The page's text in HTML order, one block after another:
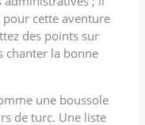
cette aventure
des points sur
chanter la bonne
une boussole
de turc. Une liste